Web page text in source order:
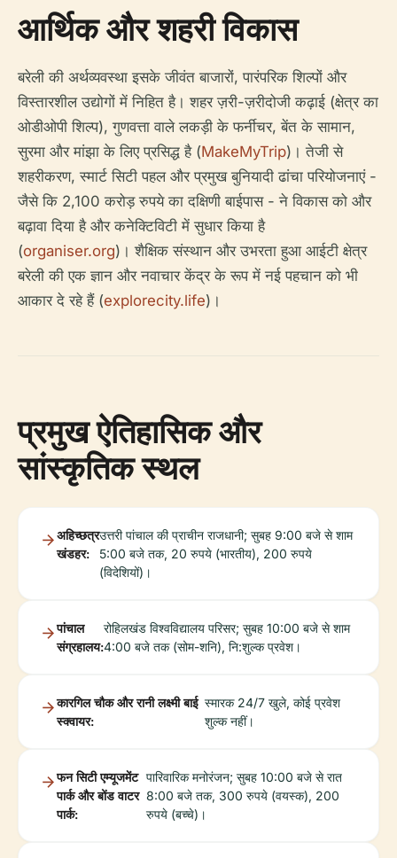
आर्थिक और शहरी विकास
बरेली की अर्थव्यवस्था इसके जीवंत बाजारों, पारंपरिक शिल्पों और
विस्तारशील उद्योगों में निहित है। शहर ज़री-ज़रीदोजी कढ़ाई (क्षेत्र का
ओडीओपी शिल्प), गुणवत्ता वाले लकड़ी के फर्नीचर, बेंत के सामान,
सुरमा और मांझा के लिए प्रसिद्ध है (MakeMyTrip)। तेजी से
शहरीकरण, स्मार्ट सिटी पहल और प्रमुख बुनियादी ढांचा परियोजनाएं -
जैसे कि 2,100 करोड़ रुपये का दक्षिणी बाईपास - ने विकास को और
बढ़ावा दिया है और कनेक्टिविटी में सुधार किया है
(organiser.org)। शैक्षिक संस्थान और उभरता हुआ आईटी क्षेत्र
बरेली की एक ज्ञान और नवाचार केंद्र के रूप में नई पहचान को भी
आकार दे रहे हैं (explorecity.life)।
प्रमुख ऐतिहासिक और
सांस्कृतिक स्थल
अहिच्छत्र
खंडहर:
उत्तरी पांचाल की प्राचीन राजधानी; सुबह 9:00 बजे से शाम
5:00 बजे तक, 20 रुपये (भारतीय), 200 रुपये
(विदेशियों)।
पांचाल
संग्रहालय:
रोहिलखंड विश्वविद्यालय परिसर; सुबह 10:00 बजे से शाम
4:00 बजे तक (सोम-शनि), नि:शुल्क प्रवेश।
कारगिल चौक और रानी लक्ष्मी बाई
स्क्वायर:
स्मारक 24/7 खुले, कोई प्रवेश
शुल्क नहीं।
फन सिटी एम्यूजमेंट
पार्क और बोंड वाटर
पार्क:
पारिवारिक मनोरंजन; सुबह 10:00 बजे से रात
8:00 बजे तक, 300 रुपये (वयस्क), 200
रुपये (बच्चे)।